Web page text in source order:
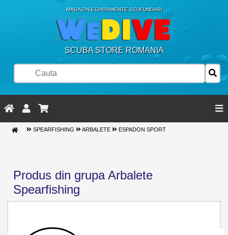
MAGAZIN ECHIPAMENTE SCUFUNDARI
SCUBA STORE ROMANIA
SPEARFISHING ARBALETE ESPADON SPORT
Produs din grupa Arbalete
Spearfishing